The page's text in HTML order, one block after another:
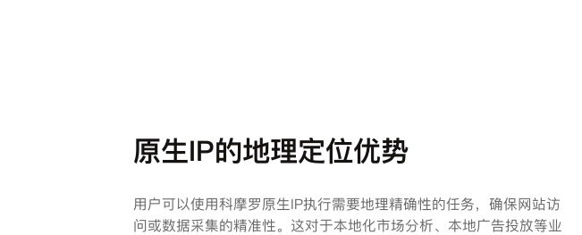
原生IP的地理定位优势
用户可以使用科摩罗原生IP执行需要地理精确性的任务，确保网站访
问或数据采集的精准性。这对于本地化市场分析、本地广告投放等业